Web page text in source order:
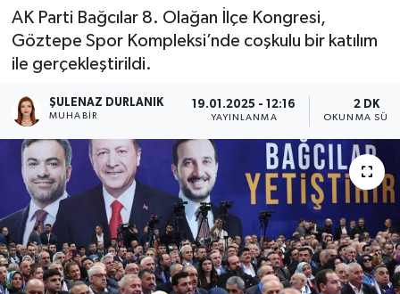
AK Parti Bağcılar 8. Olağan İlçe Kongresi,
Göztepe Spor Kompleksi’nde coşkulu bir katılım
ile gerçekleştirildi.
ŞULENAZ DURLANIK
MUHABIR
19.01.2025 - 12:16
YAYINLANMA
2 DK
OKUNMA